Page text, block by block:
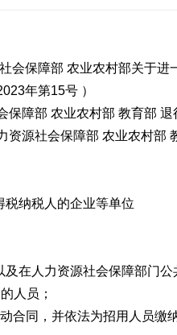
保障部 农业农村部关于进
年第15号 ）
障部 农业农村部 教育部 退
资源社会保障部 农业农村部
纳税人的企业等单位
人力资源社会保障部门公
人员；
同，并依法为招用人员缴纳